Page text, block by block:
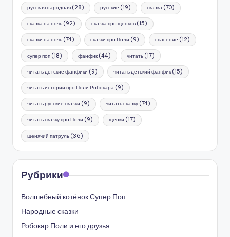
русская народная (28) русские (19) сказка(70)
сказка на ночь (92) сказка про щенков(15)
сказки на ночь (74) сказки про Поли (9) спасение (12)
супер поп (18) фанфик(44) читать(17)
читать детские фанфики (9) читать детский фанфик(15)
читать истории про Поли Робокара (9)
читать русские сказки (9) читать сказку(74)
читать сказку про Поли (9) щенки (17)
щенячий патруль (36)
Рубрики
Волшебный котёнок Супер Поп
Народные сказки
Робокар Поли и его друзья